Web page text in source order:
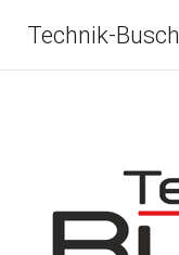
Technik-Busch